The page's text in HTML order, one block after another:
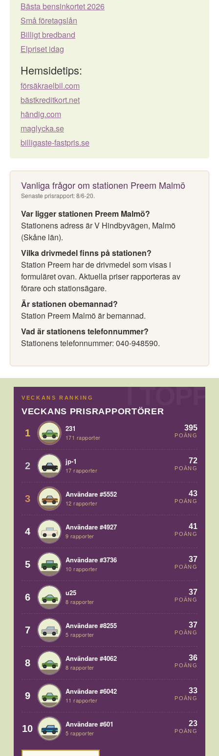
Bästa bensinkortet 2026
Små företagslån
Billigt bredband
Elpriset idag
Hemsidetips:
försäkraelbil.com
bästkreditkort.net
händig.com
maglycka.se
billigaste-fastpris.se
Vanliga frågor om stationen Preem Malmö
Senaste prisrapport: 8/6-20.
Var ligger stationen Preem Malmö?
Stationens adress är V Hindbyvägen, Malmö
(Skåne län).
Vilka drivmedel finns på stationen?
Station Preem har de drivmedel som visas i
formuläret ovan. Aktuella priser rapporteras av
förare och stationsägare.
Är stationen obemannad?
Station Preem Malmö är bemannad.
Vad är stationens telefonnummer?
Stationens telefonnummer: 040-948590.
VECKANS RANKING
VECKANS PRISRAPPORTÖRER
1 231
171 rapporter
395
POÄNG
2 jp-1
17 rapporter
72
POÄNG
3 Användare #5552
12 rapporter
43
POÄNG
4 Användare #4927
9 rapporter
41
POÄNG
5 Användare #3736
10 rapporter
37
POÄNG
6 u25
8 rapporter
37
POÄNG
7 Användare #8255
5 rapporter
37
POÄNG
8 Användare #4062
8 rapporter
36
POÄNG
9 Användare #6042
11 rapporter
33
POÄNG
10 Användare #601
5 rapporter
23
POÄNG